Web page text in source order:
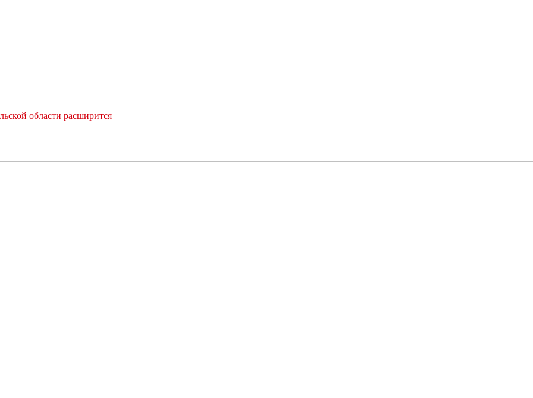
области расширится